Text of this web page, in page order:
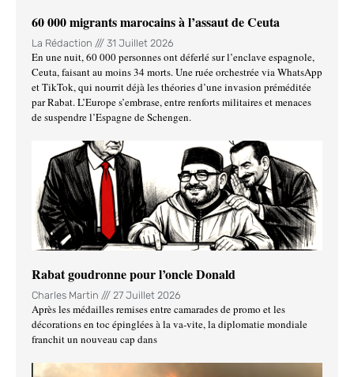
60 000 migrants marocains à l’assaut de Ceuta
La Rédaction 31 Juillet 2026
En une nuit, 60 000 personnes ont déferlé sur l’enclave espagnole,
Ceuta, faisant au moins 34 morts. Une ruée orchestrée via WhatsApp
et TikTok, qui nourrit déjà les théories d’une invasion préméditée
par Rabat. L’Europe s’embrase, entre renforts militaires et menaces
de suspendre l’Espagne de Schengen.
Rabat goudronne pour l’oncle Donald
Charles Martin 27 Juillet 2026
Après les médailles remises entre camarades de promo et les
décorations en toc épinglées à la va-vite, la diplomatie mondiale
franchit un nouveau cap dans